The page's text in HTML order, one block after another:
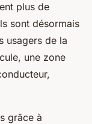
plus de
sont désormais
usagers de la
une zone
grâce à